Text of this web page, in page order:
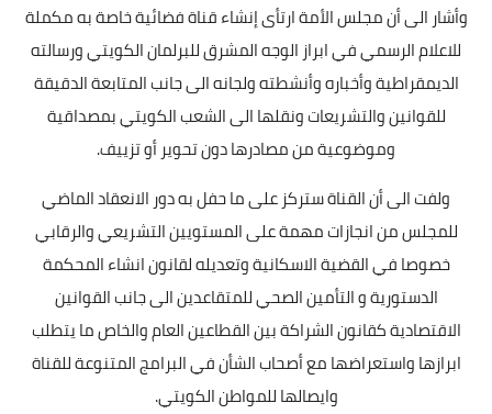
وأشار الى أن مجلس الأمة ارتأى إنشاء قناة فضائية خاصة به مكملة
للاعلام الرسمي في ابراز الوجه المشرق للبرلمان الكويتي ورسالته
الديمقراطية وأخباره وأنشطته ولجانه الى جانب المتابعة الدقيقة
للقوانين والتشريعات ونقلها الى الشعب الكويتي بمصداقية
وموضوعية من مصادرها دون تحوير أو تزييف.
ولفت الى أن القناة ستركز على ما حفل به دور الانعقاد الماضي
للمجلس من انجازات مهمة على المستويين التشريعي والرقابي
خصوصا في القضية الاسكانية وتعديله لقانون انشاء المحكمة
الدستورية و التأمين الصحي للمتقاعدين الى جانب القوانين
الاقتصادية كقانون الشراكة بين القطاعين العام والخاص ما يتطلب
ابرازها واستعراضها مع أصحاب الشأن في البرامج المتنوعة للقناة
وايصالها للمواطن الكويتي.